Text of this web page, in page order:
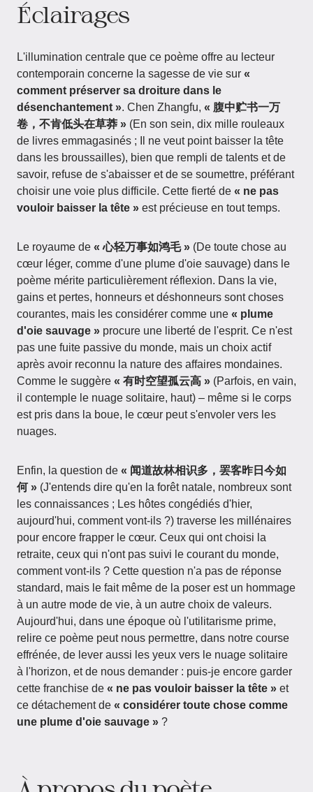
Éclairages
L'illumination centrale que ce poème offre au lecteur
contemporain concerne la sagesse de vie sur «
comment préserver sa droiture dans le
désenchantement ». Chen Zhangfu, « 腹中贮书一万
卷，不肯低头在草莽 » (En son sein, dix mille rouleaux
de livres emmagasinés ; Il ne veut point baisser la tête
dans les broussailles), bien que rempli de talents et de
savoir, refuse de s'abaisser et de se soumettre, préférant
choisir une voie plus difficile. Cette fierté de « ne pas
vouloir baisser la tête » est précieuse en tout temps.
Le royaume de « 心轻万事如鸿毛 » (De toute chose au
cœur léger, comme d'une plume d'oie sauvage) dans le
poème mérite particulièrement réflexion. Dans la vie,
gains et pertes, honneurs et déshonneurs sont choses
courantes, mais les considérer comme une « plume
d'oie sauvage » procure une liberté de l'esprit. Ce n'est
pas une fuite passive du monde, mais un choix actif
après avoir reconnu la nature des affaires mondaines.
Comme le suggère « 有时空望孤云高 » (Parfois, en vain,
il contemple le nuage solitaire, haut) – même si le corps
est pris dans la boue, le cœur peut s'envoler vers les
nuages.
Enfin, la question de « 闻道故林相识多，罢客昨日今如
何 » (J'entends dire qu'en la forêt natale, nombreux sont
les connaissances ; Les hôtes congédiés d'hier,
aujourd'hui, comment vont-ils ?) traverse les millénaires
pour encore frapper le cœur. Ceux qui ont choisi la
retraite, ceux qui n'ont pas suivi le courant du monde,
comment vont-ils ? Cette question n'a pas de réponse
standard, mais le fait même de la poser est un hommage
à un autre mode de vie, à un autre choix de valeurs.
Aujourd'hui, dans une époque où l'utilitarisme prime,
relire ce poème peut nous permettre, dans notre course
effrénée, de lever aussi les yeux vers le nuage solitaire
à l'horizon, et de nous demander : puis-je encore garder
cette franchise de « ne pas vouloir baisser la tête » et
ce détachement de « considérer toute chose comme
une plume d'oie sauvage » ?